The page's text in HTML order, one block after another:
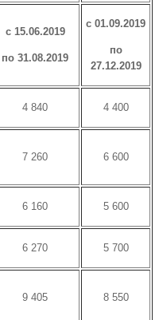
с 15.06.2019
по 31.08.2019
с 01.09.2019
по
27.12.2019
4 840 4 400
7 260 6 600
6 160 5 600
6 270 5 700
9 405 8 550